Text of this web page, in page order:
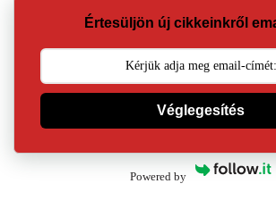
Értesüljön új cikkeinkről
Véglegesítés
Powered by